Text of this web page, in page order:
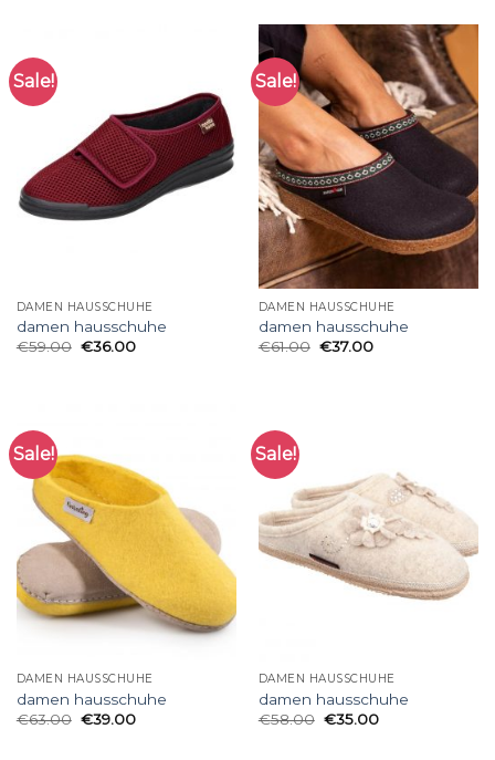
Sale!
DAMEN HAUSSCHUHE
damen hausschuhe
€59.00 €36.00
Sale!
DAMEN HAUSSCHUHE
damen hausschuhe
€61.00 €37.00
Sale!
DAMEN HAUSSCHUHE
damen hausschuhe
€63.00 €39.00
Sale!
DAMEN HAUSSCHUHE
damen hausschuhe
€58.00 €35.00